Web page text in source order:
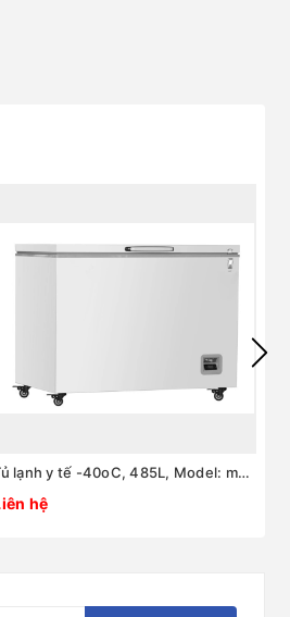
Tủ lạnh y tế -40oC, 485L, Model: model:MDF-40H485, Hãng: TaisiteLab Sciences Inc / Mỹ
hệ